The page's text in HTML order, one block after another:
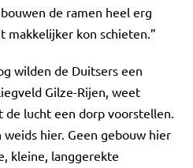
de ramen heel erg
makkelijker kon schieten.”
wilden de Duitsers een
Gilze-Rijen, weet
de lucht een dorp voorstellen.
hier. Geen gebouw hier
kleine, langgerekte